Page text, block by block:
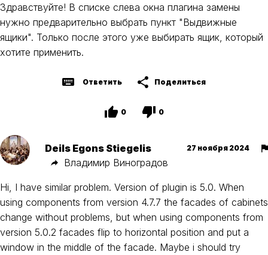
Здравствуйте! В списке слева окна плагина замены
нужно предварительно выбрать пункт "Выдвижные
ящики". Только после этого уже выбирать ящик, который
хотите применить.
Ответить Поделиться
0 0
27 ноября 2024
Deils Egons Stiegelis
Владимир Виноградов
Hi, I have similar problem. Version of plugin is 5.0. When
using components from version 4.7.7 the facades of cabinets
change without problems, but when using components from
version 5.0.2 facades flip to horizontal position and put a
window in the middle of the facade. Maybe i should try